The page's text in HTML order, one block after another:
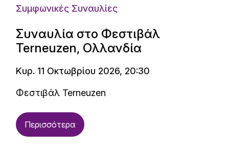
Συμφωνικές Συναυλίες
Συναυλία στο Φεστιβάλ
Terneuzen, Ολλανδία
Κυρ. 11 Οκτωβρίου 2026, 20:30
Φεστιβάλ Terneuzen
Περισσότερα